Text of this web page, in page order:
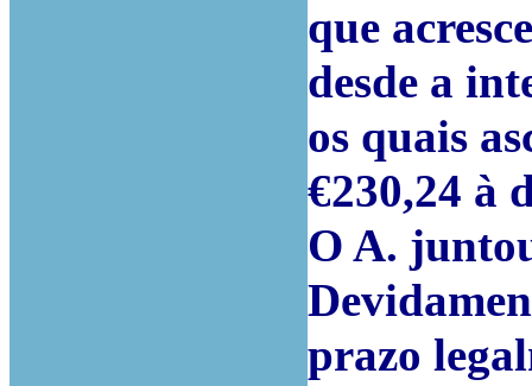
que
desde a
os quais
€230,24 à
O A.
prazo